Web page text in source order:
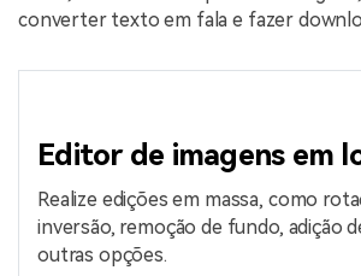
converter texto em fala e fazer
Editor de imagens em
Realize edições em massa, como
inversão, remoção de fundo, adição
outras opções.